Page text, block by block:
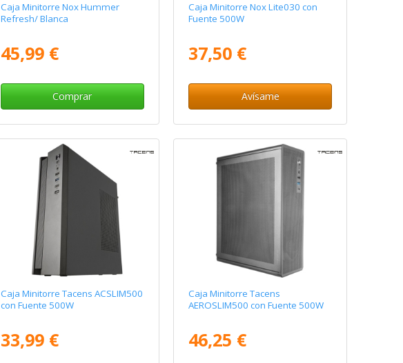
Caja Minitorre Nox Hummer
Refresh/ Blanca
45,99 €
Comprar
Caja Minitorre Nox Lite030 con
Fuente 500W
37,50 €
Avísame
Caja Minitorre Tacens ACSLIM500
con Fuente 500W
33,99 €
Caja Minitorre Tacens
AEROSLIM500 con Fuente 500W
46,25 €